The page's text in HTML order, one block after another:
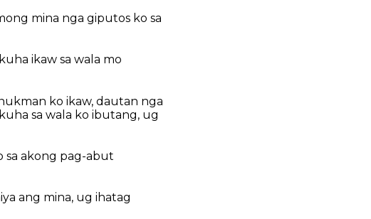
mina nga giputos ko sa
ikaw sa wala mo
ko ikaw, dautan nga
sa wala ko ibutang, ug
sa akong pag-abut
ang mina, ug ihatag